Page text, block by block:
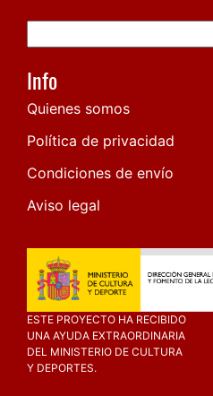
Info
Quienes somos
Política de privacidad
Condiciones de envío
Aviso legal
ESTE PROYECTO HA RECIBIDO
UNA AYUDA EXTRAORDINARIA
DEL MINISTERIO DE CULTURA
Y DEPORTES.